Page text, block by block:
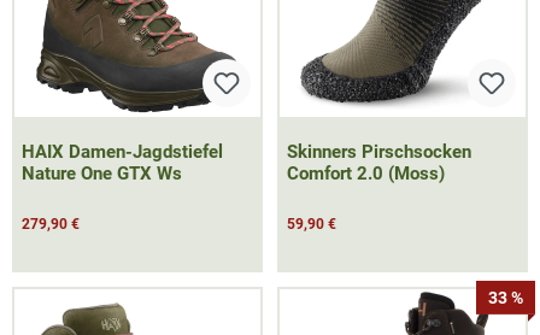
HAIX Damen-Jagdstiefel
Nature One GTX Ws
279,90 €
Skinners Pirschsocken
Comfort 2.0 (Moss)
59,90 €
33 %